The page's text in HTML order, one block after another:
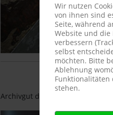
Archivgut der Stadt Köln (2012)
Wir nutzen
von ihnen sind
Seite, während
Website und
verbessern
selbst
möchten. Bitte
Ablehnung
Funktionalitäten
stehen.